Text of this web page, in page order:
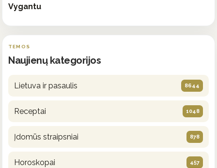
Vygantu
TEMOS
Naujienų kategorijos
Lietuva ir pasaulis 8644
Receptai 1048
Įdomūs straipsniai 878
Horoskopai 457